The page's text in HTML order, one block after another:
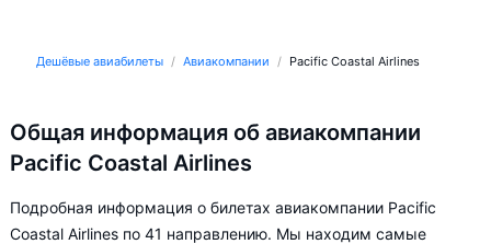
Дешёвые авиабилеты Авиакомпании Pacific Coastal Airlines
Общая информация об авиакомпании
Pacific Coastal Airlines
Подробная информация о билетах авиакомпании Pacific
Coastal Airlines по 41 направлению. Мы находим самые